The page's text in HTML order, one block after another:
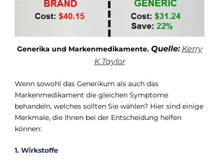
Generika und Markenmedikamente. Quelle: Kerry
K Taylor
Wenn sowohl das Generikum als auch das
Markenmedikament die gleichen Symptome
behandeln, welches sollten Sie wählen? Hier sind einige
Merkmale, die Ihnen bei der Entscheidung helfen
können:
1. Wirkstoffe